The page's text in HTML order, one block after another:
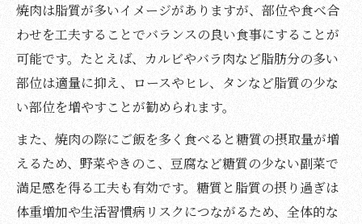
焼肉は脂質が多いイメージがありますが、部位や食べ合
わせを工夫することでバランスの良い食事にすることが
可能です。たとえば、カルビやバラ肉など脂肪分の多い
部位は適量に抑え、ロースやヒレ、タンなど脂質の少な
い部位を増やすことが勧められます。
また、焼肉の際にご飯を多く食べると糖質の摂取量が増
えるため、野菜やきのこ、豆腐など糖質の少ない副菜で
満足感を得る工夫も有効です。糖質と脂質の摂り過ぎは
体重増加や生活習慣病リスクにつながるため、全体的な